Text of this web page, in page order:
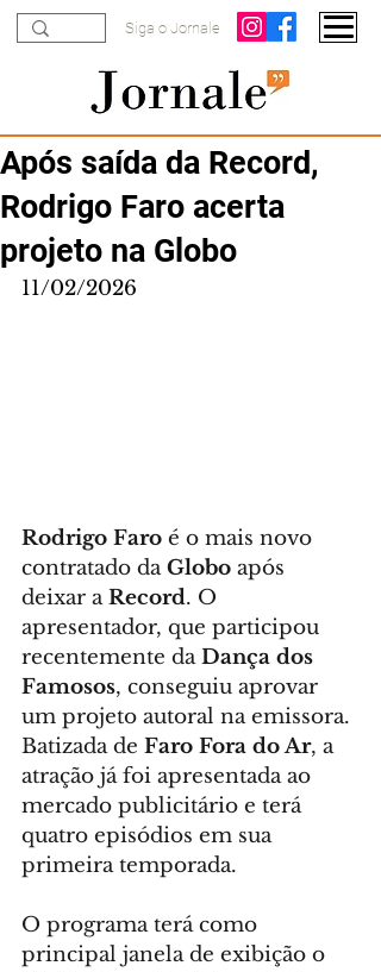
Siga o Jornale
Após saída da Record,
Rodrigo Faro acerta
projeto na Globo
11/02/2026
Rodrigo Faro é o mais novo
contratado da Globo após
deixar a Record. O
apresentador, que participou
recentemente da Dança dos
Famosos, conseguiu aprovar
um projeto autoral na emissora.
Batizada de Faro Fora do Ar, a
atração já foi apresentada ao
mercado publicitário e terá
quatro episódios em sua
primeira temporada.
O programa terá como
principal janela de exibição o